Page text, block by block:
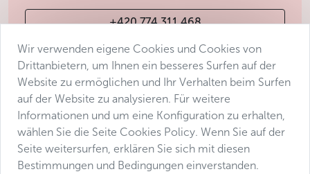
lassen. Falls Sie einmal während eines der unendlichen
Streifzüge durch Prag die Müdigkeit überfällt und Sie Ihren
Körper und Geist in guten Händen wissen wollen,
empfehlen wir Ihnen lieber eines der von uns verifizierten
SPAs zu besuchen und sich eine richtige Auszeit zu
gönnen.
Souvenirläden in Prag
Die Suche nach dem richtigen Mitbringsel für die Lieben
zu Hause muss nicht unbedingt ein Kinderspiel sein. Dies
+420 774 311 468
info@avantgarde-prague.cz
Geschäftsbedingungen
Datenschutz
Barrierefreiheitserklärung
Manage consent
Wir verwenden eigene Cookies und Cookies von
Drittanbietern, um Ihnen ein besseres Surfen auf der
Website zu ermöglichen und Ihr Verhalten beim Surfen
auf der Website zu analysieren. Für weitere
Informationen und um eine Konfiguration zu erhalten,
wählen Sie die Seite Cookies Policy. Wenn Sie auf der
Seite weitersurfen, erklären Sie sich mit diesen
Bestimmungen und Bedingungen einverstanden.